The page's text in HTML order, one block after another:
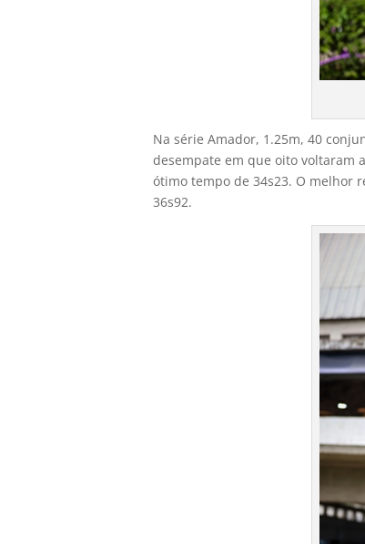
Na série Amador, 1.25m, 40
desempate em que oito voltaram
ótimo tempo de 34s23. O melhor
36s92.